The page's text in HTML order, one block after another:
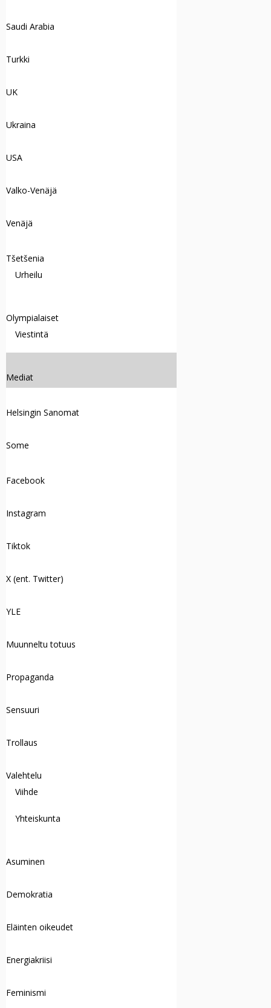
Saudi Arabia
Turkki
UK
Ukraina
USA
Valko-Venäjä
Venäjä
Tšetšenia
Urheilu
Olympialaiset
Viestintä
Mediat
Helsingin Sanomat
Some
Facebook
Instagram
Tiktok
X (ent. Twitter)
YLE
Muunneltu totuus
Propaganda
Sensuuri
Trollaus
Valehtelu
Viihde
Yhteiskunta
Asuminen
Demokratia
Eläinten oikeudet
Energiakriisi
Feminismi